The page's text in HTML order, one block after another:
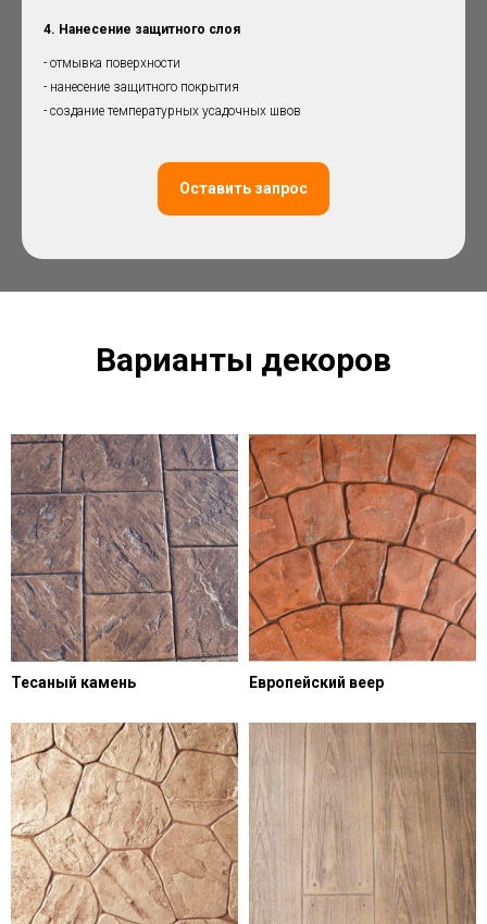
4. Нанесение защитного слоя
- отмывка поверхности
- нанесение защитного покрытия
- создание температурных усадочных швов
Оставить запрос
Варианты декоров
Тесаный камень Европейский веер